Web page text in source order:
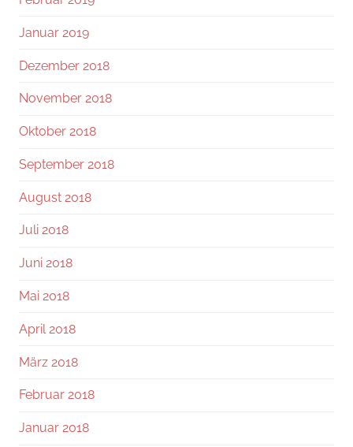
Januar 2019
Dezember 2018
November 2018
Oktober 2018
September 2018
August 2018
Juli 2018
Juni 2018
Mai 2018
April 2018
März 2018
Februar 2018
Januar 2018